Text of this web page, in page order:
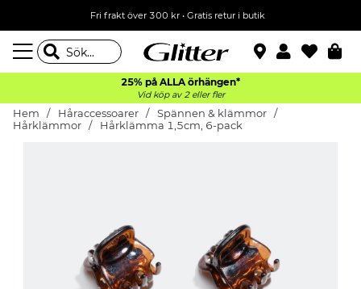
Fri frakt över 300 kr• Gratis retur i butik
25% på ALLA örhängen*
Vid köp av 2 eller fler
Hem Håraccessoarer
Spännen & klämmor
Hårklämmor
Hårklämma 1,5cm, 6-pack